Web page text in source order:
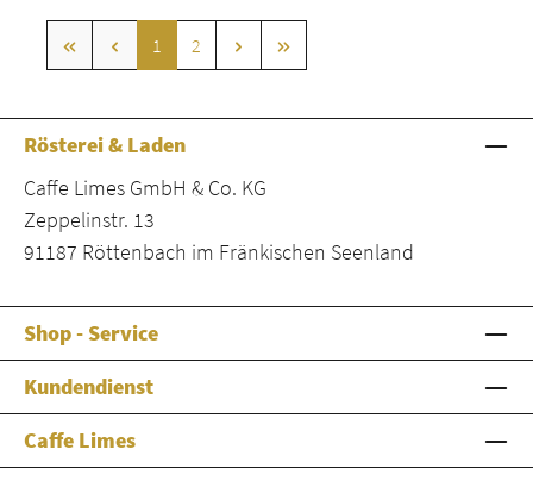
Seite
1 Seite
2
Rösterei & Laden
Caffe Limes GmbH & Co. KG
Zeppelinstr. 13
91187 Röttenbach im Fränkischen Seenland
Shop - Service
Kundendienst
Caffe Limes